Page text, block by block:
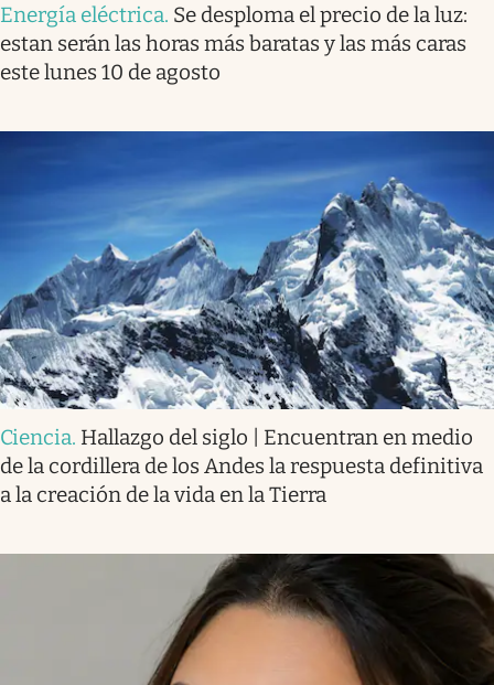
Energía eléctrica. Se desploma el precio de la luz:
estan serán las horas más baratas y las más caras
este lunes 10 de agosto
Ciencia. Hallazgo del siglo | Encuentran en medio
de la cordillera de los Andes la respuesta definitiva
a la creación de la vida en la Tierra